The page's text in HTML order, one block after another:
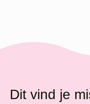
Dit vind je